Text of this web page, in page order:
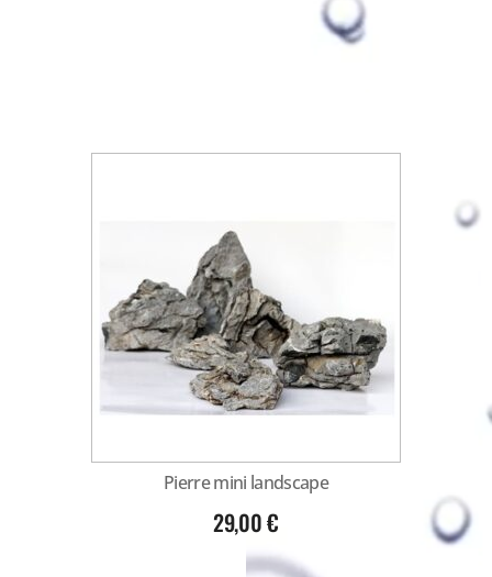
Pierre mini landscape
29,00€